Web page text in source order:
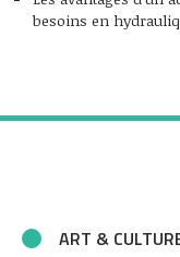
besoins en
ART &